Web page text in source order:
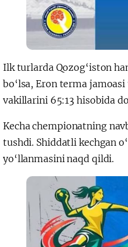
Ilk turlarda Qozog‘iston
bo‘lsa, Eron terma
vakillarini 65:13 hisobida
Kecha chempionatning
tushdi. Shiddatli kechgan
yo‘llanmasini naqd qildi.